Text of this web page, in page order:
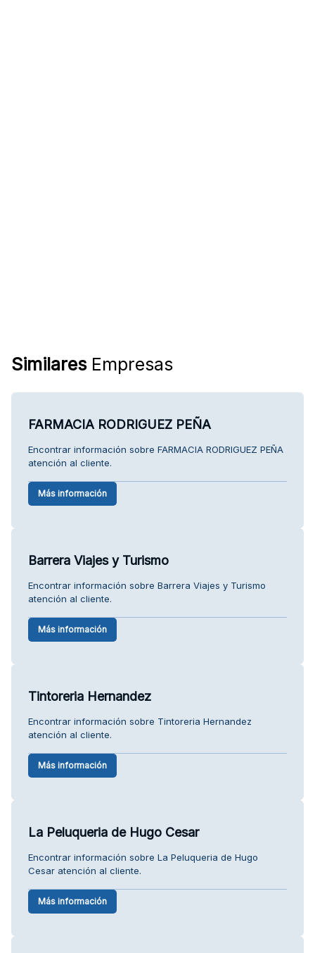
SimilaresEmpresas
FARMACIA RODRIGUEZ PEÑA
Encontrar información sobre FARMACIA RODRIGUEZ PEÑA
atención al cliente.
Más información
Barrera Viajes y Turismo
Encontrar información sobre Barrera Viajes y Turismo
atención al cliente.
Más información
Tintoreria Hernandez
Encontrar información sobre Tintoreria Hernandez
atención al cliente.
Más información
La Peluqueria de Hugo Cesar
Encontrar información sobre La Peluqueria de Hugo
Cesar atención al cliente.
Más información